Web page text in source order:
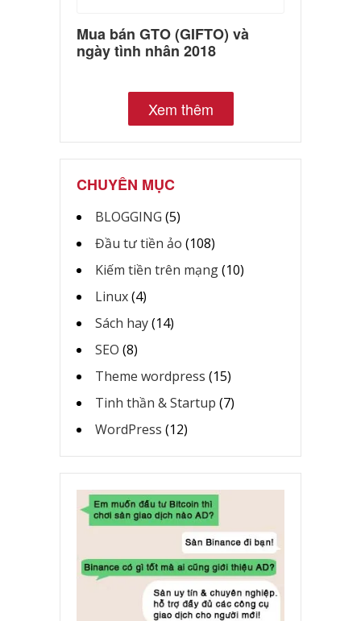
Mua bán GTO (GIFTO) và
ngày tình nhân 2018
Xem thêm
CHUYÊN MỤC
BLOGGING (5)
Đầu tư tiền ảo (108)
Kiếm tiền trên mạng(10)
Linux(4)
Sách hay(14)
SEO (8)
Theme wordpress (15)
Tinh thần & Startup (7)
WordPress (12)